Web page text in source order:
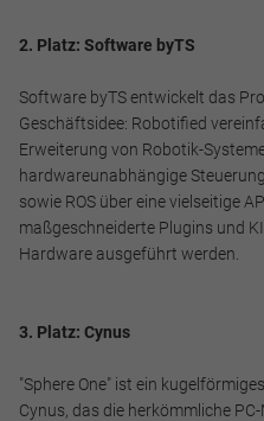
2. Platz: Software byTS
Software byTS entwickelt das
Geschäftsidee: Robotified
Erweiterung von Robotik-
hardwareunabhängige
sowie ROS über eine vielseitige
maßgeschneiderte Plugins und
Hardware ausgeführt werden.
3. Platz: Cynus
"Sphere One" ist ein
Cynus, das die herkömmliche
Alle